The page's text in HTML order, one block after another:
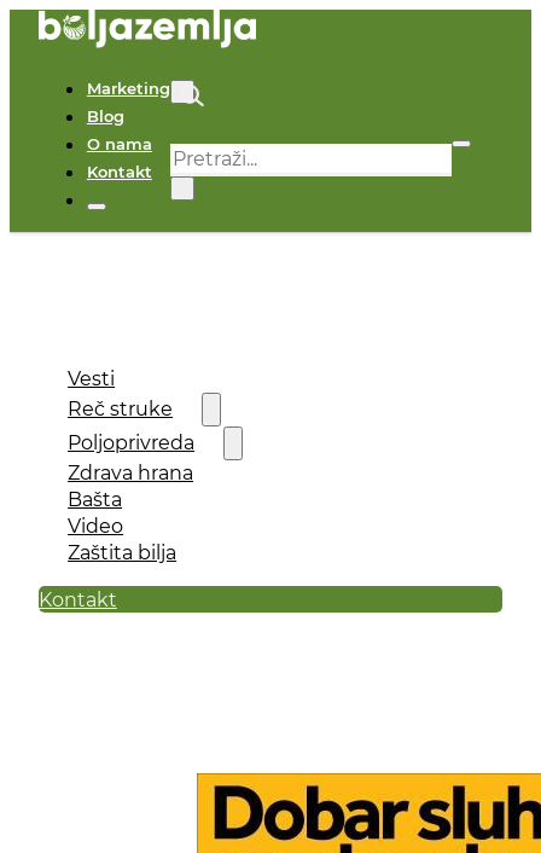
Marketing
Blog
O nama
Kontakt
Pretraga
Vesti
Reč struke
Poljoprivreda
Zdrava hrana
Bašta
Video
Zaštita bilja
Kontakt